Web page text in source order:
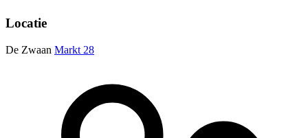
Locatie
De Zwaan Markt 28